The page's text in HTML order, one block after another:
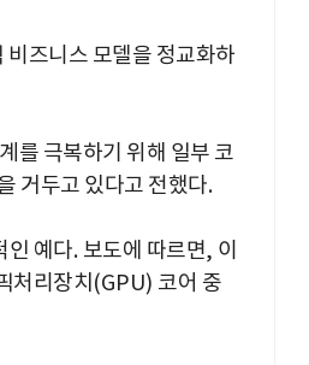
비즈니스 모델을 정교화하
를 극복하기 위해 일부 코
거두고 있다고 전했다.
인 예다. 보도에 따르면, 이
처리장치 (GPU) 코어 중